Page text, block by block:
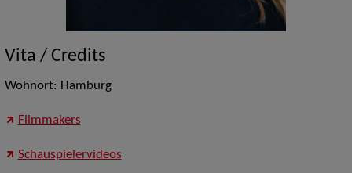
Vita / Credits
Wohnort: Hamburg
Filmmakers
Schauspielervideos